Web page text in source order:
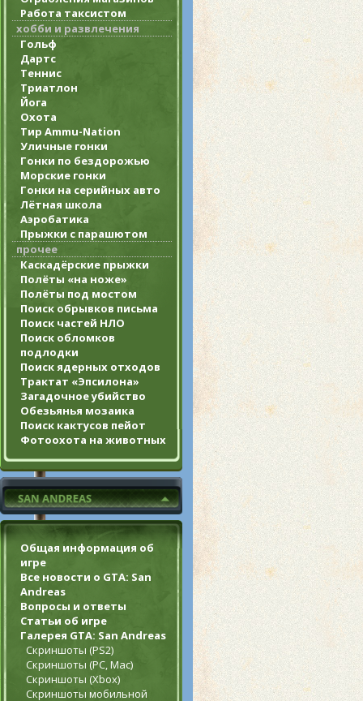
Работа таксистом
хобби и развлечения
Гольф
Дартс
Теннис
Триатлон
Йога
Охота
Тир Ammu-Nation
Уличные гонки
Гонки по бездорожью
Морские гонки
Гонки на серийных авто
Лётная школа
Аэробатика
Прыжки с парашютом
прочее
Каскадёрские прыжки
Полёты «на ноже»
Полёты под мостом
Поиск обрывков письма
Поиск частей НЛО
Поиск обломков
подлодки
Поиск ядерных отходов
Трактат «Эпсилона»
Загадочное убийство
Обезьянья мозаика
Поиск кактусов пейот
Фотоохота на животных
Общая информация об
игре
Все новости о GTA: San
Andreas
Вопросы и ответы
Статьи об игре
Галерея GTA: San Andreas
Скриншоты (PS2)
Скриншоты (PC, Mac)
Скриншоты (Xbox)
Скриншоты мобильной